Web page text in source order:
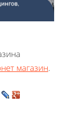
магазин.